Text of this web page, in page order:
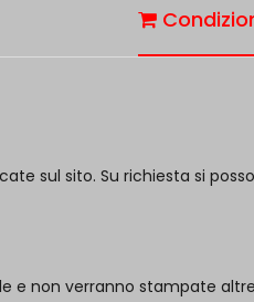
sul sito. Su richiesta si
e non verranno stampate